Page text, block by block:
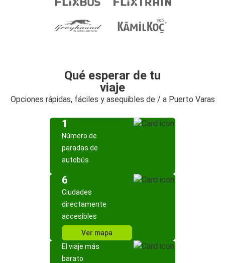
Qué esperar de tu
viaje
Opciones rápidas, fáciles y asequibles de / a Puerto Varas
1
Número de
paradas de
autobús
6
Ciudades
directamente
accesibles
Ver mapa
El viaje más
barato